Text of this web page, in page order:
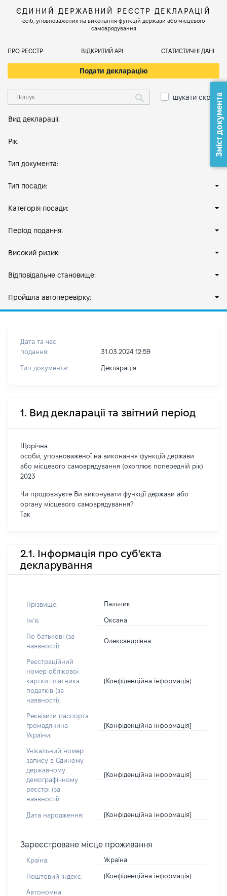
ЄДИНИЙ ДЕРЖАВНИЙ РЕЄСТР ДЕКЛАРАЦІЙ
осіб, уповноважених на виконання функцій держави або місцевого
самоврядування
ПРО РЕЄСТР ВІДКРИТИЙ АРІ СТАТИСТИЧНІ ДАНІ
Подати декларацію
шукати скрізь
Вид декларації:
Рік:
Тип документа:
Тип посади:
Категорія посади:
Період подання:
Високий ризик:
Відповідальне становище:
Пройшла автоперевірку:
Дата та час
подання:
31.03.2024 12:59
Тип документа: Декларація
1. Вид декларації та звітний період
Щорічна
особи, уповноваженої на виконання функцій держави
або місцевого самоврядування (охоплює попередній рік)
2023
Чи продовжуєте Ви виконувати функції держави або
органу місцевого самоврядування?
Так
2.1. Інформація про суб'єкта
декларування
Прізвище: Пальчик
Імʼя: Оксана
По батькові (за
наявності):
Олександрівна
Реєстраційний
номер облікової
картки платника
податків (за
наявності):
[Конфіденційна інформація]
Реквізити паспорта
громадянина
України:
[Конфіденційна інформація]
Унікальний номер
запису в Єдиному
державному
демографічному
реєстрі (за
наявності):
[Конфіденційна інформація]
Дата народження: [Конфіденційна інформація]
Зареєстроване місце проживання
Країна: Україна
Поштовий індекс: [Конфіденційна інформація]
Автономна
Зміст документа